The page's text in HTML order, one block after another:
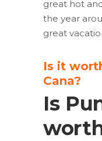
great hot
the year
great
Is it
Cana?
Is